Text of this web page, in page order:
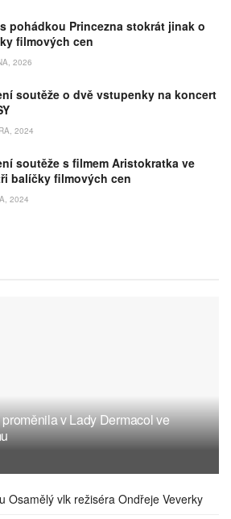
pohádkou Princezna stokrát jinak o
filmových cen
2026
soutěže o dvě vstupenky na koncert
2024
soutěže s filmem Aristokratka ve
balíčky filmových cen
2024
v Lady Dermacol ve
Osamělý vlk režiséra Ondřeje Veverky